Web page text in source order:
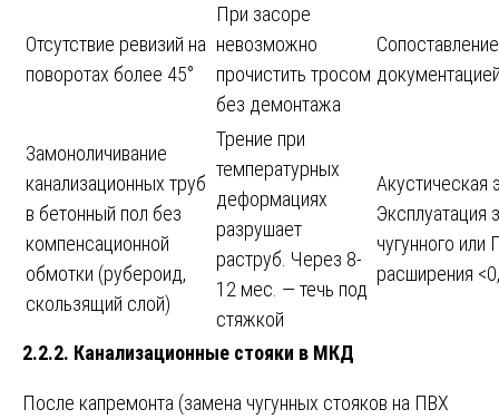
Отсутствие ревизий на
поворотах более 45°
При засоре
невозможно
прочистить тросом
без демонтажа
Замоноличивание
канализационных труб
в бетонный пол без
компенсационной
обмотки (рубероид,
скользящий слой)
Трение при
температурных
деформациях
разрушает
раструб. Через 8-
12 мес. — течь под
стяжкой
Акустическая
Эксплуатация
чугунного или
расширения
2.2.2. Канализационные стояки в МКД
После капремонта (замена чугунных стояков на ПВХ